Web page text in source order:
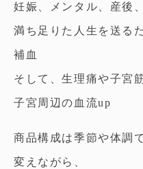
妊娠、メンタル、産後
満ち足りた人生を送る
補血
そして、生理痛や子宮
子宮周辺の血流up
商品構成は季節や体調
変えながら、